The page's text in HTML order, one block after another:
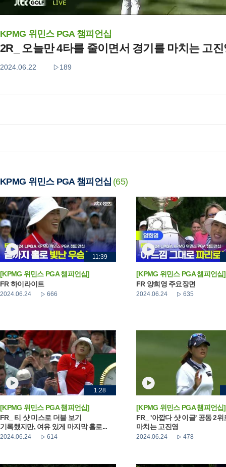
KPMG 위민스 PGA 챔피언십
2R_ 오늘만 4타를 줄이면서 경기를 마치는 고진
2024.06.22 189
KPMG 위민스 PGA 챔피언십 (65)
11:39
[KPMG 위민스 PGA 챔피언십]
FR 하이라이트
2024.06.24 666
[KPMG 위민스 PGA 챔피언십]
FR 양희영 주요장면
2024.06.24 635
1:28
[KPMG 위민스 PGA 챔피언십]
FR_ 티 샷 미스로 더블 보기
기록했지만, 여유 있게 마지막 홀로...
2024.06.24 614
[KPMG 위민스 PGA 챔피언십]
FR_ '아깝다 샷 이글' 공동 2위
마치는 고진영
2024.06.24 478